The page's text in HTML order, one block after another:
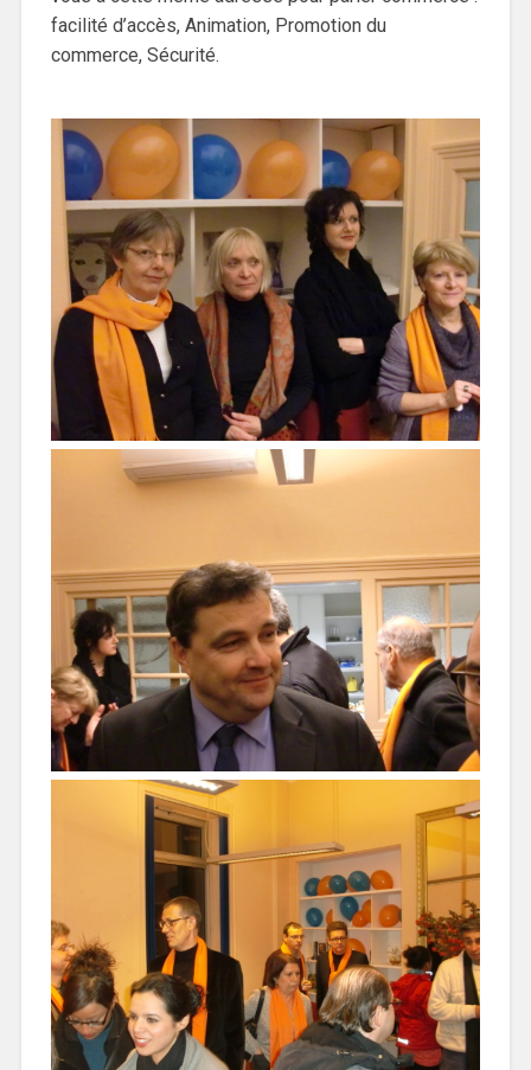
facilité d’accès, Animation, Promotion du
commerce, Sécurité.